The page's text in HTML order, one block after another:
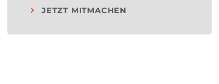
JETZT MITMACHEN